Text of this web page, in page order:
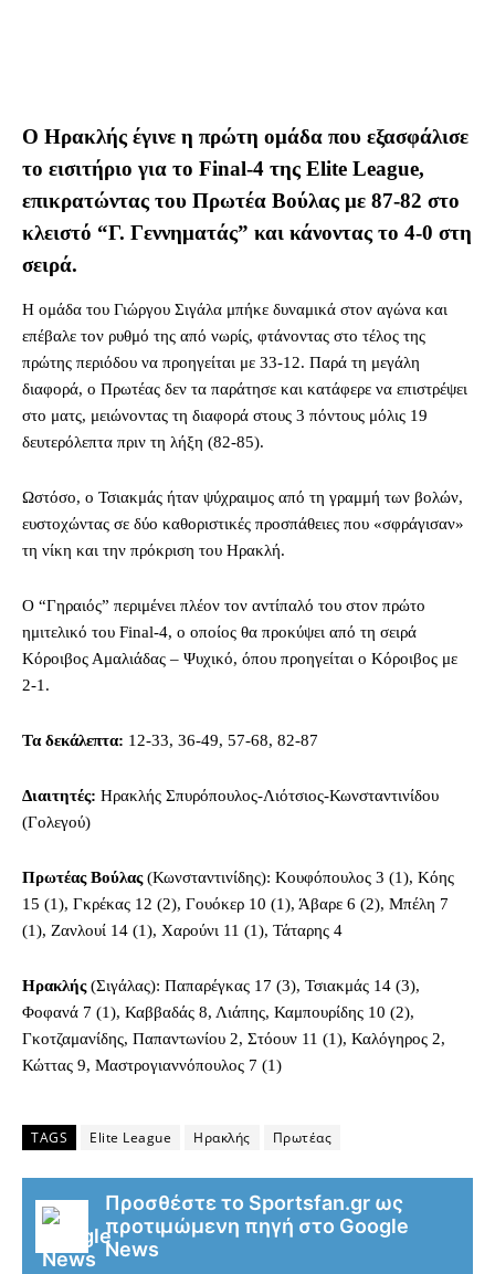
Ο Ηρακλής έγινε η πρώτη ομάδα που εξασφάλισε
το εισιτήριο για το Final-4 της Elite League,
επικρατώντας του Πρωτέα Βούλας με 87-82 στο
κλειστό “Γ. Γεννηματάς” και κάνοντας το 4-0 στη
σειρά.
Η ομάδα του Γιώργου Σιγάλα μπήκε δυναμικά στον αγώνα και
επέβαλε τον ρυθμό της από νωρίς, φτάνοντας στο τέλος της
πρώτης περιόδου να προηγείται με 33-12. Παρά τη μεγάλη
διαφορά, ο Πρωτέας δεν τα παράτησε και κατάφερε να επιστρέψει
στο ματς, μειώνοντας τη διαφορά στους 3 πόντους μόλις 19
δευτερόλεπτα πριν τη λήξη (82-85).
Ωστόσο, ο Τσιακμάς ήταν ψύχραιμος από τη γραμμή των βολών,
ευστοχώντας σε δύο καθοριστικές προσπάθειες που «σφράγισαν»
τη νίκη και την πρόκριση του Ηρακλή.
Ο “Γηραιός” περιμένει πλέον τον αντίπαλό του στον πρώτο
ημιτελικό του Final-4, ο οποίος θα προκύψει από τη σειρά
Κόροιβος Αμαλιάδας – Ψυχικό, όπου προηγείται ο Κόροιβος με
2-1.
Τα δεκάλεπτα: 12-33, 36-49, 57-68, 82-87
Διαιτητές: Ηρακλής Σπυρόπουλος-Λιότσιος-Κωνσταντινίδου
(Γολεγού)
Πρωτέας Βούλας(Κωνσταντινίδης): Κουφόπουλος 3 (1), Κόης
15 (1), Γκρέκας 12 (2), Γουόκερ 10 (1), Άβαρε 6 (2), Μπέλη 7
(1), Ζανλουί 14 (1), Χαρούνι 11 (1), Τάταρης 4
Ηρακλής(Σιγάλας): Παπαρέγκας 17 (3), Τσιακμάς 14 (3),
Φοφανά 7 (1), Καββαδάς 8, Λιάπης, Καμπουρίδης 10 (2),
Γκοτζαμανίδης, Παπαντωνίου 2, Στόουν 11 (1), Καλόγηρος 2,
Κώττας 9, Μαστρογιαννόπουλος 7 (1)
TAGS Elite League Ηρακλής Πρωτέας
Προσθέστε το Sportsfan.gr ως
προτιμώμενη πηγή στο Google
News